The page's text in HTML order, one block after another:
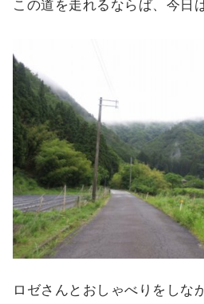
この道を走れるならば、今日
ロゼさんとおしゃべりをしな